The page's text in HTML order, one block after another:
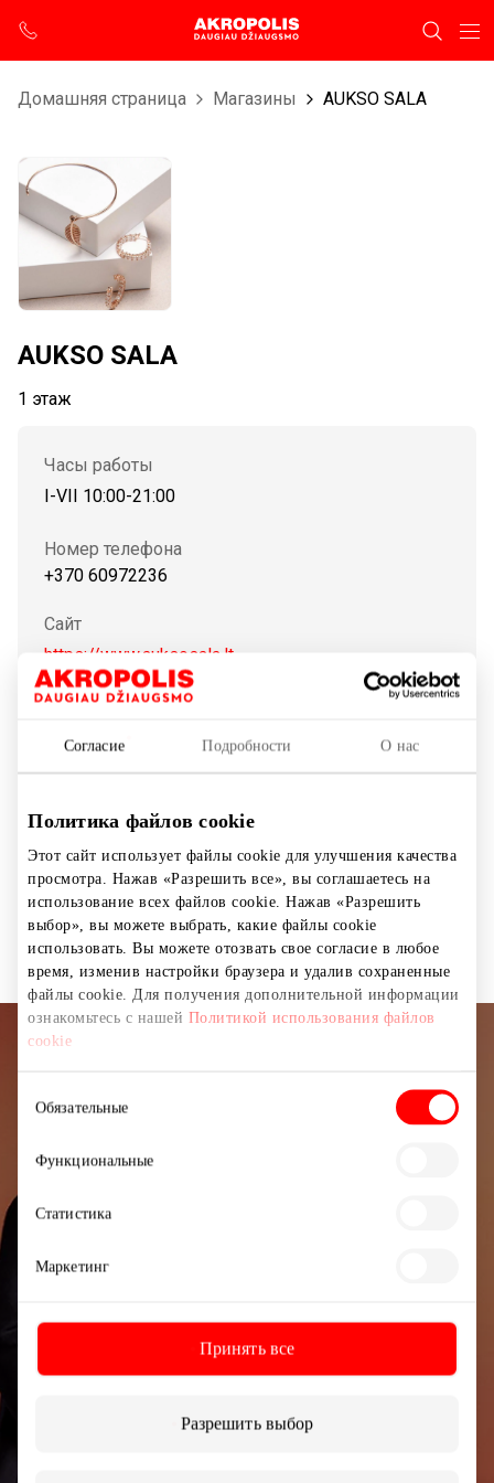
Согласие Подробности О нас
Политика файлов cookie
Этот сайт использует файлы cookie для улучшения качества
просмотра. Нажав «Разрешить все», вы соглашаетесь на
использование всех файлов cookie. Нажав «Разрешить
выбор», вы можете выбрать, какие файлы cookie
использовать. Вы можете отозвать свое согласие в любое
время, изменив настройки браузера и удалив сохраненные
файлы cookie. Для получения дополнительной информации
ознакомьтесь с нашей Политикой использования файлов
cookie
согласия
Обязательные
Функциональные
Статистика
Маркетинг
Принять все
Разрешить выбор
Домашняя страница Магазины AUKSO SALA
AUKSO SALA
1 этаж
Часы работы
I-VII 10:00-21:00
Номер телефона
+370 60972236
Сайт
https://www.auksosala.lt
Магазины Ювелирные украшения и аксессуары
мероприятиях и самой свежей информации от
Подписываясь на рассылку, вы подтверждаете,